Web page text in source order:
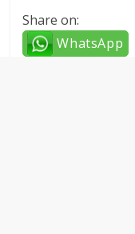
Share on:
WhatsApp